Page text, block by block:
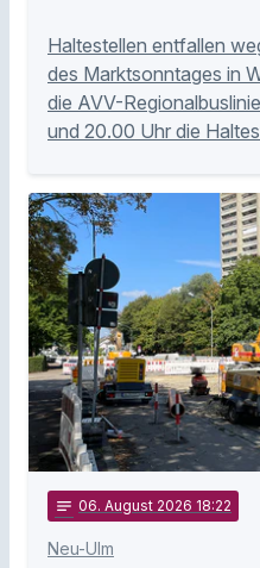
Haltestellen entfallen
des Marktsonntages in
die AVV-
und 20.00 Uhr die
notes 06. August 2026 18:22
Neu-Ulm